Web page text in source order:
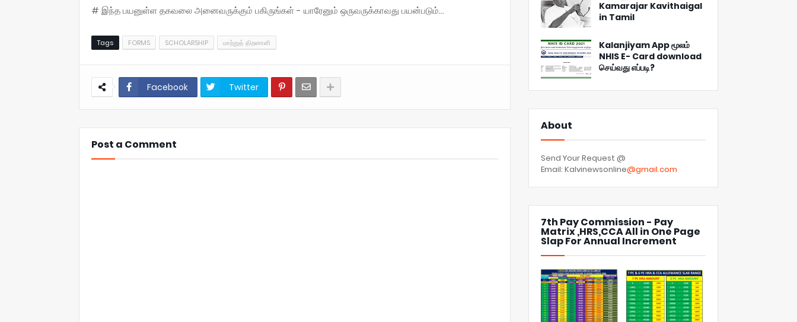
# இந்த பயனுள்ள தகவலை அனைவருக்கும் பகிருங்கள் - யாரேனும் ஒருவருக்காவது பயன்படும்...
Tags FORMS SCHOLARSHIP மாற்றுத் திறனாளி
Facebook Twitter
Post a Comment
Kamarajar Kavithaigal
in Tamil
Kalanjiyam App மூலம்
NHIS E- Card download
செய்வது எப்படி?
About
Send Your Request @
Email: Kalvinewsonline@gmail.com
7th Pay Commission - Pay
Matrix ,HRS,CCA All in One Page
Slap For Annual Increment